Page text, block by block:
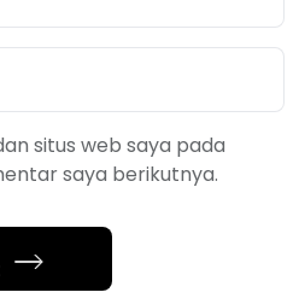
situs web saya pada
saya berikutnya.